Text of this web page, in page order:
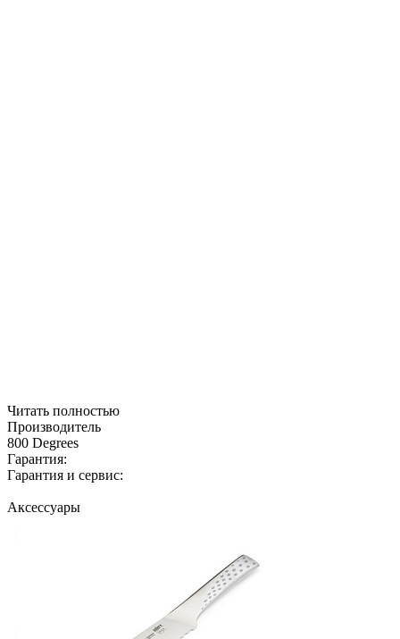
Читать полностью
Производитель
800 Degrees
Гарантия:
Гарантия и сервис:
Аксессуары